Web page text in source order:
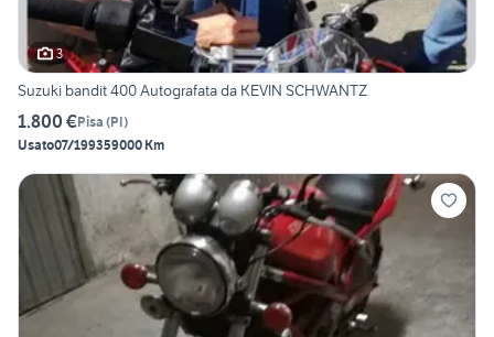
3
Suzuki bandit 400 Autografata da KEVIN SCHWANTZ
1.800 €Pisa (PI)
Usato07/199359000 Km